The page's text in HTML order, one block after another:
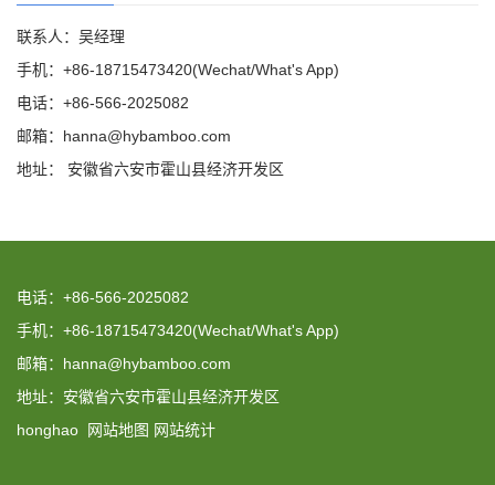
联系人：吴经理
手机：+86-18715473420(Wechat/What's App)
电话：+86-566-2025082
邮箱：hanna@hybamboo.com
地址： 安徽省六安市霍山县经济开发区
电话：+86-566-2025082
手机：+86-18715473420(Wechat/What's App)
邮箱：hanna@hybamboo.com
地址：安徽省六安市霍山县经济开发区
honghao
网站地图 网站统计